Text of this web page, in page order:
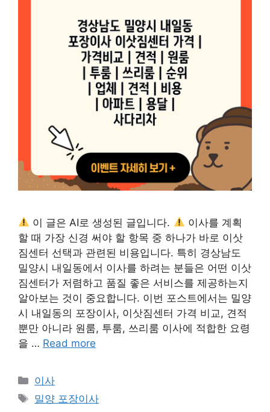
이 글은 AI로 생성된 글입니다.
이사를 계획
할 때 가장 신경 써야 할 항목 중 하나가 바로 이삿
짐센터 선택과 관련된 비용입니다. 특히 경상남도
밀양시 내일동에서 이사를 하려는 분들은 어떤 이삿
짐센터가 저렴하고 품질 좋은 서비스를 제공하는지
알아보는 것이 중요합니다. 이번 포스트에서는 밀양
시 내일동의 포장이사, 이삿짐센터 가격 비교, 견적
뿐만 아니라 원룸, 투룸, 쓰리룸 이사에 적합한 요령
을 … Read more
카
테
이사
태
밀양 포장이사